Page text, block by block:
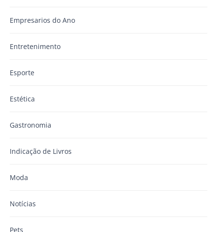
Empresarios do Ano
Entretenimento
Esporte
Estética
Gastronomia
Indicação de Livros
Moda
Notícias
Pets